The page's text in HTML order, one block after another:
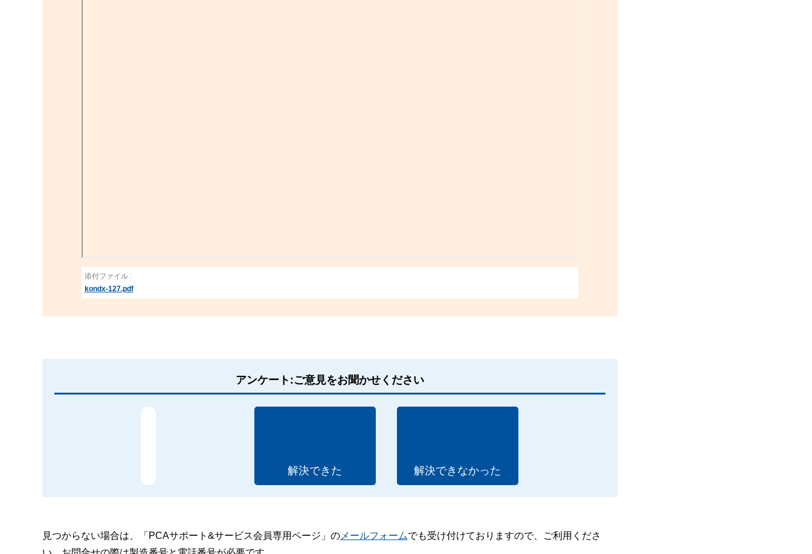
添付ファイル :
kondx-127.pdf
アンケート:ご意見をお聞かせください
解決できた 解決できなかった
見つからない場合は、「PCAサポート&サービス会員専用ページ」のメールフォームでも受け付けておりますので、ご利用くださ